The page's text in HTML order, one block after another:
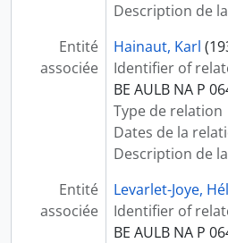
Description de
Entité
associée
Hainaut, Karl
Identifier of
BE AULB NA P
Type de relation
Dates de la
Description de
Entité
associée
Levarlet-Joye,
Identifier of
BE AULB NA P